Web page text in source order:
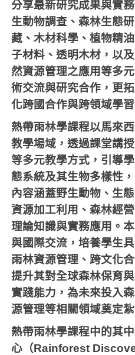
分享最新研究成果與實
生動物調查、森林生態
藏、木材科學、植物精
子材料、透明木材，以
然資源管理之應用等多
術交流與研究合作，更
化跨國合作與跨領域學
熱帶雨林學課程以馬來
教學場域，透過課堂講
等多元教學方式，引導
態系統及其生物多樣性
內容涵蓋野生動物、生
資源加工利用、森林經
理論知識與實務應用。
與國際交流，培養學生
雨林資源管理、跨文化
提升其對全球森林保育
實踐能力，為未來投入
源管理等相關領域奠定紮
熱帶雨林學課程中的其
心（Rainforest